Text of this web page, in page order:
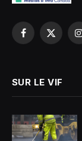
Facebook
X
SUR LE VIF